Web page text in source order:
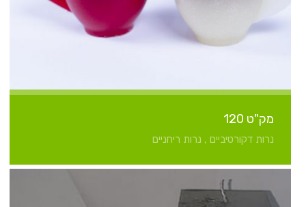
מק"ט 120
נרות דקורטיביים , נרות ריחניים